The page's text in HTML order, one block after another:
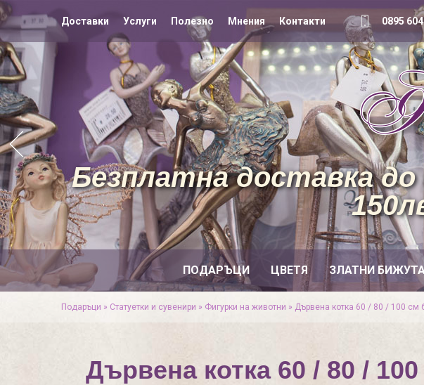
Доставки Услуги Полезно Мнения Контакти 0895
ПОДАРЪЦИ ЦВЕТЯ ЗЛАТНИ
Безплатна доставка до
Подаръци » Статуетки и сувенири » Фигурки на животни » Дървена котка 60 / 80 / 100 см
Дървена котка 60 / 80 /